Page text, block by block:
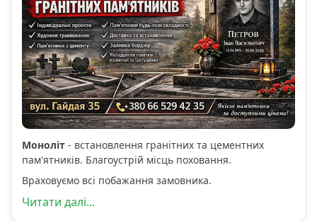
Моноліт - встановлення гранітних та цементних
пам'ятників. Благоустрій місць поховання.
Враховуємо всі побажання замовника.
Читати далі...